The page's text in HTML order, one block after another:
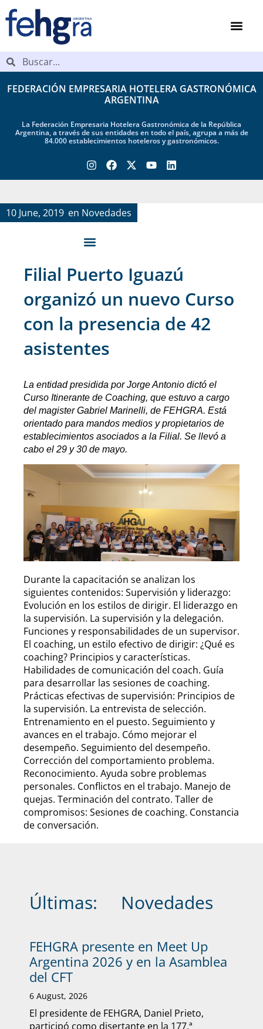
FEDERACIÓN EMPRESARIA HOTELERA GASTRONÓMICA
ARGENTINA
La Federación Empresaria Hotelera Gastronómica de la República
Argentina, a través de sus entidades en todo el país, agrupa a más de
84.000 establecimientos hoteleros y gastronómicos.
10 June, 2019 en Novedades
Filial Puerto Iguazú
organizó un nuevo Curso
con la presencia de 42
asistentes
La entidad presidida por Jorge Antonio dictó el
Curso Itinerante de Coaching, que estuvo a cargo
del magister Gabriel Marinelli, de FEHGRA. Está
orientado para mandos medios y propietarios de
establecimientos asociados a la Filial. Se llevó a
cabo el 29 y 30 de mayo.
Durante la capacitación se analizan los
siguientes contenidos: Supervisión y liderazgo:
Evolución en los estilos de dirigir. El liderazgo en
la supervisión. La supervisión y la delegación.
Funciones y responsabilidades de un supervisor.
El coaching, un estilo efectivo de dirigir: ¿Qué es
coaching? Principios y características.
Habilidades de comunicación del coach. Guía
para desarrollar las sesiones de coaching.
Prácticas efectivas de supervisión: Principios de
la supervisión. La entrevista de selección.
Entrenamiento en el puesto. Seguimiento y
avances en el trabajo. Cómo mejorar el
desempeño. Seguimiento del desempeño.
Corrección del comportamiento problema.
Reconocimiento. Ayuda sobre problemas
personales. Conflictos en el trabajo. Manejo de
quejas. Terminación del contrato. Taller de
compromisos: Sesiones de coaching. Constancia
de conversación.
Últimas: Novedades
FEHGRA presente en Meet Up
Argentina 2026 y en la Asamblea
del CFT
6 August, 2026
El presidente de FEHGRA, Daniel Prieto,
participó como disertante en la 177.ª